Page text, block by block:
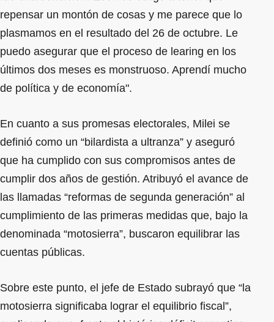
repensar un montón de cosas y me parece que lo
plasmamos en el resultado del 26 de octubre. Le
puedo asegurar que el proceso de learing en los
últimos dos meses es monstruoso. Aprendí mucho
de política y de economía".
En cuanto a sus promesas electorales, Milei se
definió como un “bilardista a ultranza” y aseguró
que ha cumplido con sus compromisos antes de
cumplir dos años de gestión. Atribuyó el avance de
las llamadas “reformas de segunda generación” al
cumplimiento de las primeras medidas que, bajo la
denominada “motosierra”, buscaron equilibrar las
cuentas públicas.
Sobre este punto, el jefe de Estado subrayó que “la
motosierra significaba lograr el equilibrio fiscal”,